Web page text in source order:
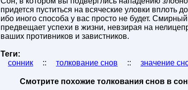
придется пуститься на всяческие уловки вплоть
ибо иного способа у вас просто не будет.
предвещает успехи в жизни, невзирая на
ваших противников и завистников.
Теги:
сонник
:: толкование снов :: значение
Смотрите похожие толкования снов в